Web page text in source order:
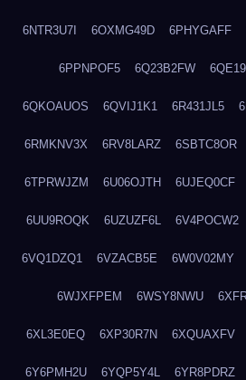
6NTR3U7I 6OXMG49D 6PHYGAFF
6PPNPOF5 6Q23B2FW
6QKOAUOS 6QVIJ1K1 6R431JL5
6RMKNV3X 6RV8LARZ 6SBTC8OR
6TPRWJZM 6U06OJTH 6UJEQ0CF
6UU9ROQK 6UZUZF6L 6V4POCW2
6VQ1DZQ1 6VZACB5E 6W0V02MY
6WJXFPEM 6WSY8NWU
6XL3E0EQ 6XP30R7N 6XQUAXFV
6Y6PMH2U 6YQP5Y4L 6YR8PDRZ